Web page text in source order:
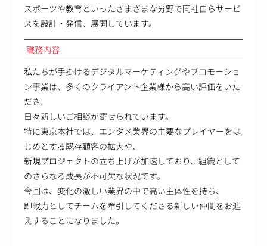
スポーツや教育といったさまざまな分野で同社自らサービ
スを設計・発信、展開しています。
職務内容
私たちが手掛けるデジタルマーケティングやプロモーショ
ン事業は、多くのクライアント企業様から高い評価をいた
だき、
日々新しいご相談が寄せられています。
特に東京本社では、エンタメ業界の主要なプレイヤーをは
じめとする既存顧客の拡大や、
新規プロジェクトの立ち上げが加速しており、組織として
のさらなる成長が不可欠な状況です。
今回は、変化の激しい業界の中で高い主体性を持ち、
即戦力としてチームを牽引してくださる新しい仲間をお迎
えすることになりました。